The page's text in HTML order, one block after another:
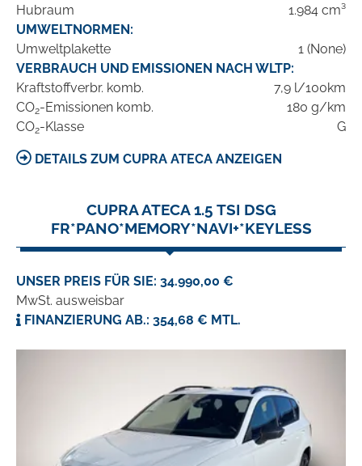
Hubraum
1.984 cm³
UMWELTNORMEN:
Umweltplakette
1 (None)
VERBRAUCH UND EMISSIONEN NACH WLTP:
Kraftstoffverbr. komb.
7,9 l/100km
CO2-Emissionen komb.
180 g/km
CO2-Klasse G
DETAILS ZUM CUPRA ATECA ANZEIGEN
CUPRA ATECA 1.5 TSI DSG
FR*PANO*MEMORY*NAVI+*KEYLESS
UNSER PREIS FÜR SIE: 34.990,00 €
MwSt. ausweisbar
FINANZIERUNG AB.: 354,68 € MTL.